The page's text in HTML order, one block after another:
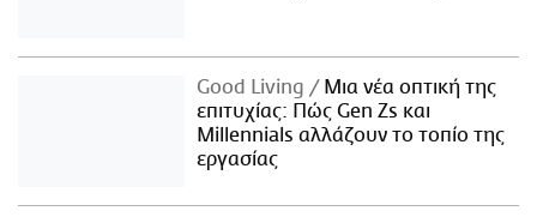
Good Living
Μια νέα οπτική της
επιτυχίας: Πώς Gen Zs και
Millennials αλλάζουν το τοπίο της
εργασίας